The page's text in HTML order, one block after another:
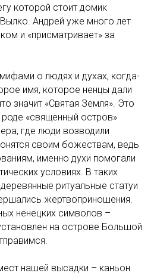
которой стоит домик
Андрей уже много лет
и «присматривает» за
о людях и духах, когда-
имя, которое ненцы дали
значит «Святая Земля». Это
«священный остров»
где люди возводили
своим божествам, ведь
именно духи помогали
условиях. В таких
ритуальные статуи
жертвоприношения.
ненецких символов –
на острове Большой
нашей высадки – каньон